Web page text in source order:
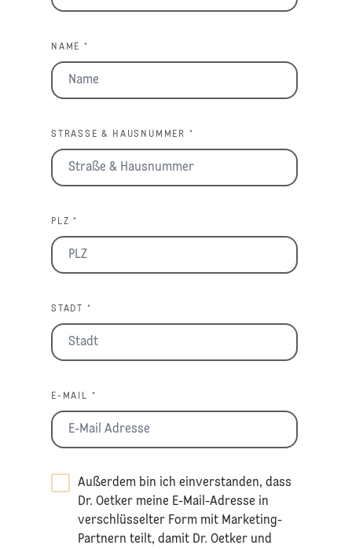
NAME *
STRASSE & HAUSNUMMER *
PLZ *
STADT *
E-MAIL *
Außerdem bin ich einverstanden, dass
Dr. Oetker meine E-Mail-Adresse in
verschlüsselter Form mit Marketing-
Partnern teilt, damit Dr. Oetker und